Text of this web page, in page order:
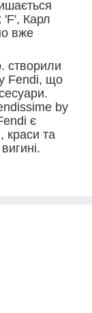
'F', Карл
вже
створили
Fendi, що
by
є
краси та